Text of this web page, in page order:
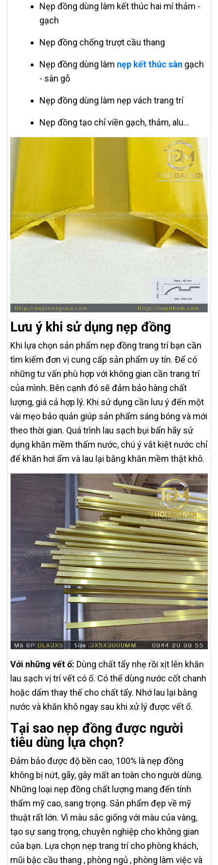
Nẹp đồng dùng làm kết thúc hai mí thảm -
gạch
Nẹp đồng chống trượt cầu thang
Nẹp đồng dùng làm nẹp kết thúc sàn gạch
- sàn gỗ
Nẹp đồng dùng làm nẹp vách trang trí
Nẹp đồng tạo chỉ viền gạch, thảm, alu...
Lưu ý khi sử dụng nẹp đồng
Khi lựa chọn sản phẩm nẹp đồng trang trí bạn cần
tìm kiếm đơn vị cung cấp sản phẩm uy tín. Để có
những tư vấn phù hợp với không gian cần trang trí
của mình. Bên cạnh đó sẽ đảm bảo hàng chất
lượng, giá cả hợp lý. Khi sử dụng cần lưu ý đến một
vài mẹo bảo quản giúp sản phẩm sáng bóng và mới
theo thời gian. Quá trình lau sạch bụi bẩn hãy sử
dụng khăn mềm thấm nước, chú ý vắt kiệt nước chỉ
để khăn hơi ẩm và lau lại bằng khăn mềm thật khô.
Với những vết ố: Dùng chất tẩy nhẹ rồi xịt lên khăn
lau sạch vị trí vết có ố. Có thể dùng nước cốt chanh
hoặc dấm thay thế cho chất tẩy. Nhớ lau lại bằng
nước và khăn khô ngay sau khi xử lý được vết ố.
Tại sao nẹp đồng được người
tiêu dùng lựa chọn?
Đảm bảo được độ bền cao, 100% là nẹp đồng
không bị nứt, gãy, gây mất an toàn cho người dùng.
Những loại nẹp đồng chất lượng mang đến tính
thẩm mỹ cao, sang trọng. Sản phẩm đẹp về mỹ
thuật rất lớn. Vì màu sắc giống với màu của vàng,
tạo sự sang trọng, chuyên nghiệp cho không gian
của bạn. Lựa chọn nẹp trang trí cho phòng khách,
mũi bậc cầu thang , phòng ngủ , phòng làm việc và